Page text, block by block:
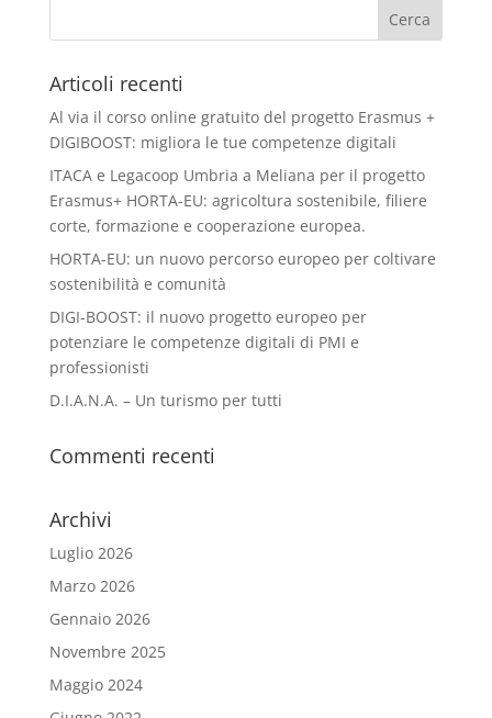
Articoli recenti
Al via il corso online gratuito del progetto Erasmus +
DIGIBOOST: migliora le tue competenze digitali
ITACA e Legacoop Umbria a Meliana per il progetto
Erasmus+ HORTA-EU: agricoltura sostenibile, filiere
corte, formazione e cooperazione europea.
HORTA-EU: un nuovo percorso europeo per coltivare
sostenibilità e comunità
DIGI-BOOST: il nuovo progetto europeo per
potenziare le competenze digitali di PMI e
professionisti
D.I.A.N.A. – Un turismo per tutti
Commenti recenti
Archivi
Luglio 2026
Marzo 2026
Gennaio 2026
Novembre 2025
Maggio 2024